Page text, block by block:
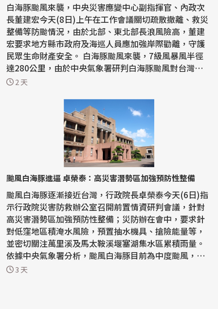
白海豚颱風來襲，中央災害應變中心副指揮官、內政次
長董建宏今天(8日)上午在工作會議關切疏散撤離、救災
整備等防颱情況，由於北部、東北部長浪風險高，董建
宏要求地方縣市政府及海巡人員應加強岸際勸離，守護
民眾生命財產安全。 白海豚颱風來襲，7級風暴風半徑
達280公里，由於中央氣象署研判白海豚颱風對台灣北部
及東...
2 天
颱風白海豚進逼 卓榮泰：高災害潛勢區加強預防性整備
颱風白海豚逐漸接近台灣，行政院長卓榮泰今天(6日)指
示行政院災害防救辦公室召開前置情資研判會議，針對
高災害潛勢區加強預防性整備；災防辦在會中，要求針
對低窪地區積淹水風險，預置抽水機具、搶險能量等，
並密切關注萬里溪及馬太鞍溪堰塞湖集水區累積雨量。
依據中央氣象署分析，颱風白海豚目前為中度颱風，預
計7日...
3 天